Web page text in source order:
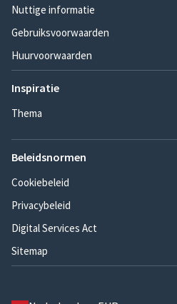
Nuttige informatie
Gebruiksvoorwaarden
Huurvoorwaarden
Inspiratie
Thema
Beleidsnormen
Cookiebeleid
Privacybeleid
Digital Services Act
Sitemap